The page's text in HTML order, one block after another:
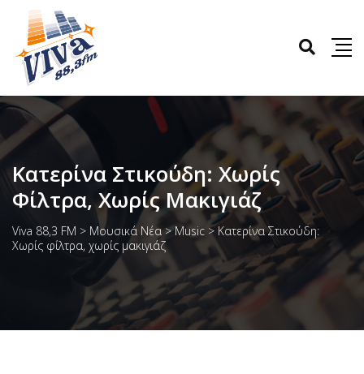
Κατερίνα Στικούδη: Χωρίς
Φίλτρα, Χωρίς Μακιγιάζ
Viva 88,3 FM > Μουσικά Νέα>Music > Κατερίνα Στικούδη:
Χωρίς φίλτρα, χωρίς μακιγιάζ